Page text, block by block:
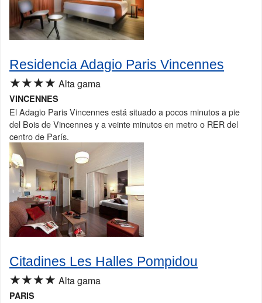
Residencia Adagio Paris Vincennes
★★★★ Alta gama
VINCENNES
El Adagio Paris Vincennes está situado a pocos minutos a pie
del Bois de Vincennes y a veinte minutos en metro o RER del
centro de París.
Citadines Les Halles Pompidou
★★★★ Alta gama
PARIS